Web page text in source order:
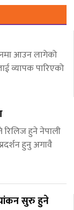
आउन लागेको
व्यापक पारिएको
हुने नेपाली
हुनु अगावै
सुरु हुने